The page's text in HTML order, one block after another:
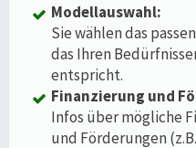
Modellauswahl:
Sie wählen das
das Ihren
entspricht.
Finanzierung und
Infos über mögliche
und Förderungen